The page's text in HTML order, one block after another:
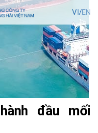
VI/EN
đầu mối